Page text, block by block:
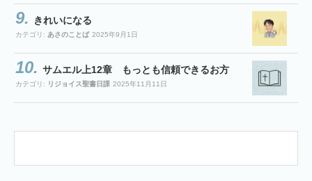
きれいになる
カテゴリ: あさのことば 2025年9月1日
サムエル上12章 もっとも信頼できるお方
カテゴリ: リジョイス聖書日課 2025年11月11日